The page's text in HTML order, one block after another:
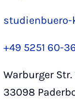
studienbuero-
+49 5251 60-
Warburger Str.
33098